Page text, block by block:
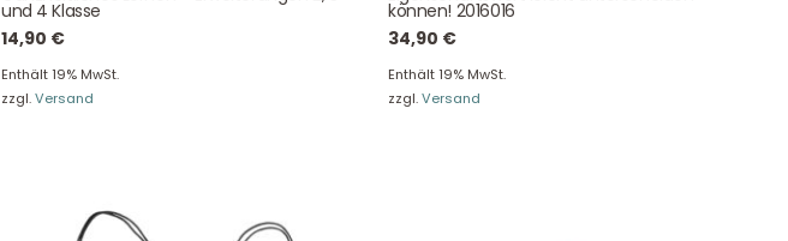
und 4 Klasse
14,90 €
Enthält 19% MwSt.
zzgl.Versand
können! 2016016
34,90 €
Enthält 19% MwSt.
zzgl.Versand
Info Gutscheincode!